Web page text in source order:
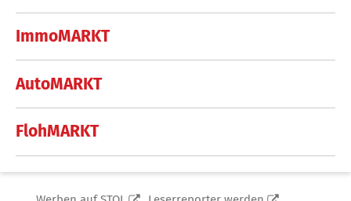
ImmoMARKT
AutoMARKT
FlohMARKT